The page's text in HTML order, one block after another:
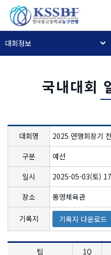
대회정보
국내대회
대회명
2025 연맹회장기
구분
예선
일시
2025-05-03(토)
장소
통영체육관
기록지 기록지 다운로드
팀 1Q